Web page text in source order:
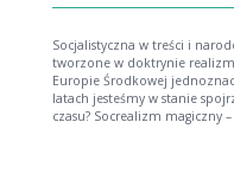
Socjalistyczna w treści i
tworzone w doktrynie
Europie Środkowej
latach jesteśmy w stanie
czasu? Socrealizm magiczny – żart czy hipoteza?